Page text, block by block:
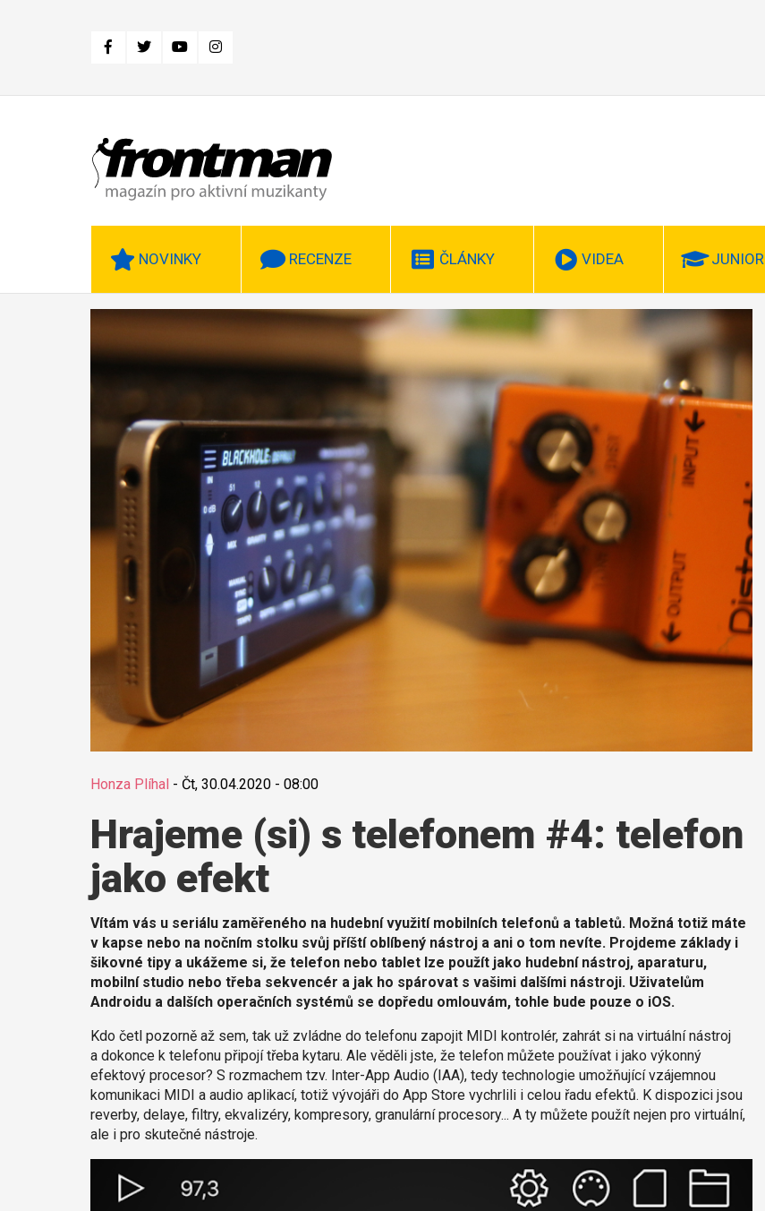
NOVINKY RECENZE ČLÁNKY VIDEA JUNIOR
Honza Plíhal - Čt, 30.04.2020 - 08:00
Hrajeme (si) s telefonem #4: telefon
jako efekt
Vítám vás u seriálu zaměřeného na hudební využití mobilních telefonů a tabletů. Možná totiž máte
v kapse nebo na nočním stolku svůj příští oblíbený nástroj a ani o tom nevíte. Projdeme základy i
šikovné tipy a ukážeme si, že telefon nebo tablet lze použít jako hudební nástroj, aparaturu,
mobilní studio nebo třeba sekvencér a jak ho spárovat s vašimi dalšími nástroji. Uživatelům
Androidu a dalších operačních systémů se dopředu omlouvám, tohle bude pouze o iOS.
Kdo četl pozorně až sem, tak už zvládne do telefonu zapojit MIDI kontrolér, zahrát si na virtuální nástroj
a dokonce k telefonu připojí třeba kytaru. Ale věděli jste, že telefon můžete používat i jako výkonný
efektový procesor? S rozmachem tzv. Inter-App Audio (IAA), tedy technologie umožňující vzájemnou
komunikaci MIDI a audio aplikací, totiž vývojáři do App Store vychrlili i celou řadu efektů. K dispozici jsou
reverby, delaye, filtry, ekvalizéry, kompresory, granulární procesory... A ty můžete použít nejen pro virtuální,
ale i pro skutečné nástroje.